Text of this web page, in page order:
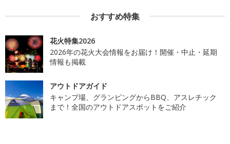
おすすめ特集
花火特集2026
2026年の花火大会情報をお届け！開催・中止・延期
情報も掲載
アウトドアガイド
キャンプ場、グランピングからBBQ、アスレチック
まで！全国のアウトドアスポットをご紹介